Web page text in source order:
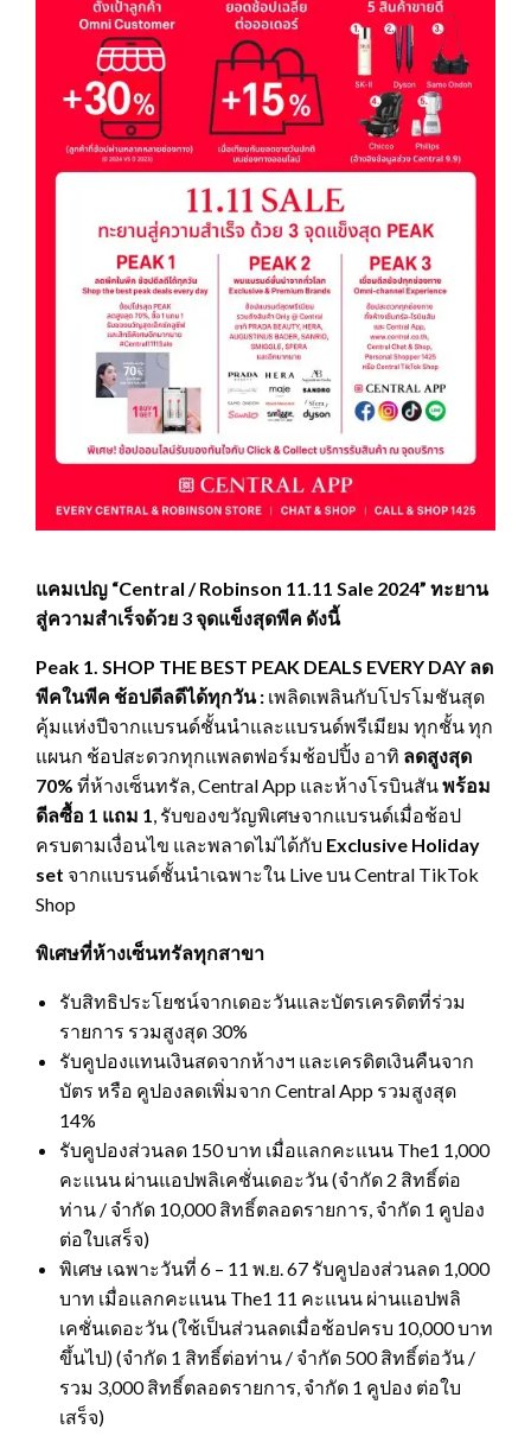
แคมเปญ “Central / Robinson 11.11 Sale 2024” ทะยาน
สู่ความสำเร็จด้วย 3 จุดแข็งสุดพีค ดังนี้
Peak 1. SHOP THE BEST PEAK DEALS EVERY DAY ลด
พีคในพีค ช้อปดีลดีได้ทุกวัน : เพลิดเพลินกับโปรโมชันสุด
คุ้มแห่งปีจากแบรนด์ชั้นนำและแบรนด์พรีเมียม ทุกชั้น ทุก
แผนก ช้อปสะดวกทุกแพลตฟอร์มช้อปปิ้ง อาทิ ลดสูงสุด
70% ที่ห้างเซ็นทรัล, Central App และห้างโรบินสันพร้อม
ดีลซื้อ 1 แถม 1, รับของขวัญพิเศษจากแบรนด์เมื่อช้อป
ครบตามเงื่อนไข และพลาดไม่ได้กับ Exclusive Holiday
set จากแบรนด์ชั้นนำเฉพาะใน Live บน Central TikTok
Shop
พิเศษที่ห้างเซ็นทรัลทุกสาขา
รับสิทธิประโยชน์จากเดอะวันและบัตรเครดิตที่ร่วม
รายการ รวมสูงสุด 30%
รับคูปองแทนเงินสดจากห้างฯ และเครดิตเงินคืนจาก
บัตร หรือ คูปองลดเพิ่มจาก Central App รวมสูงสุด
14%
รับคูปองส่วนลด 150 บาท เมื่อแลกคะแนน The1 1,000
คะแนน ผ่านแอปพลิเคชั่นเดอะวัน (จำกัด 2 สิทธิ์ต่อ
ท่าน / จำกัด 10,000 สิทธิ์ตลอดรายการ, จำกัด 1 คูปอง
ต่อใบเสร็จ)
พิเศษ เฉพาะวันที่ 6 – 11 พ.ย. 67 รับคูปองส่วนลด 1,000
บาท เมื่อแลกคะแนน The1 11 คะแนน ผ่านแอปพลิ
เคชั่นเดอะวัน (ใช้เป็นส่วนลดเมื่อช้อปครบ 10,000 บาท
ขึ้นไป) (จำกัด 1 สิทธิ์ต่อท่าน / จำกัด 500 สิทธิ์ต่อวัน /
รวม 3,000 สิทธิ์ตลอดรายการ, จำกัด 1 คูปอง ต่อใบ
เสร็จ)